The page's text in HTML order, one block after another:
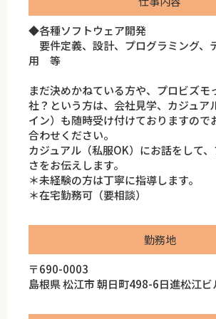
◆各種ソフトウェア開発
要件定義、設計、プログラミング、
用 等
まだ決めかねている方や、プロビズモ
社？という方は、会社見学、カジュア
イン）も随時受け付けておりますので
合わせください。
カジュアル（私服OK）にお話をして
さをお伝えします。
＊未経験の方は丁寧に指導します。
＊在宅勤務可（要相談）
勤務地
〒690-0003
島根県 松江市 朝日町498-6日進松江ビ